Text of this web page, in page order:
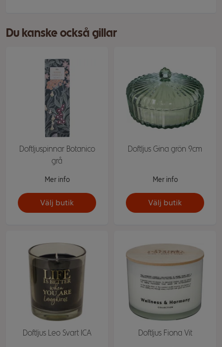
Du kanske också gillar
Doftljuspinnar Botanico
grå
Mer info
Välj butik
Doftljus Gina grön 9cm
Mer info
Välj butik
Doftljus Leo Svart ICA Doftljus Fiona Vit